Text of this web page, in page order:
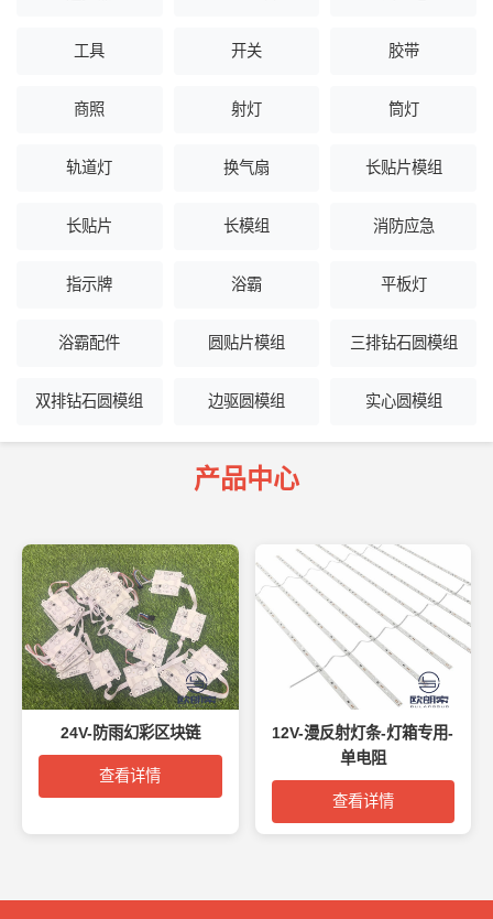
工具 开关 胶带
商照 射灯 筒灯
轨道灯 换气扇 长贴片模组
长贴片 长模组 消防应急
指示牌 浴霸 平板灯
浴霸配件 圆贴片模组 三排钻石圆模组
双排钻石圆模组 边驱圆模组 实心圆模组
产品中心
24V-防雨幻彩区块链
查看详情
12V-漫反射灯条-灯箱专用-
单电阻
查看详情